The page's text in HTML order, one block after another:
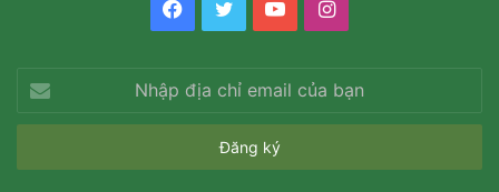
Facebook
TwitterYouTubeInstagram
địa
chỉ
của